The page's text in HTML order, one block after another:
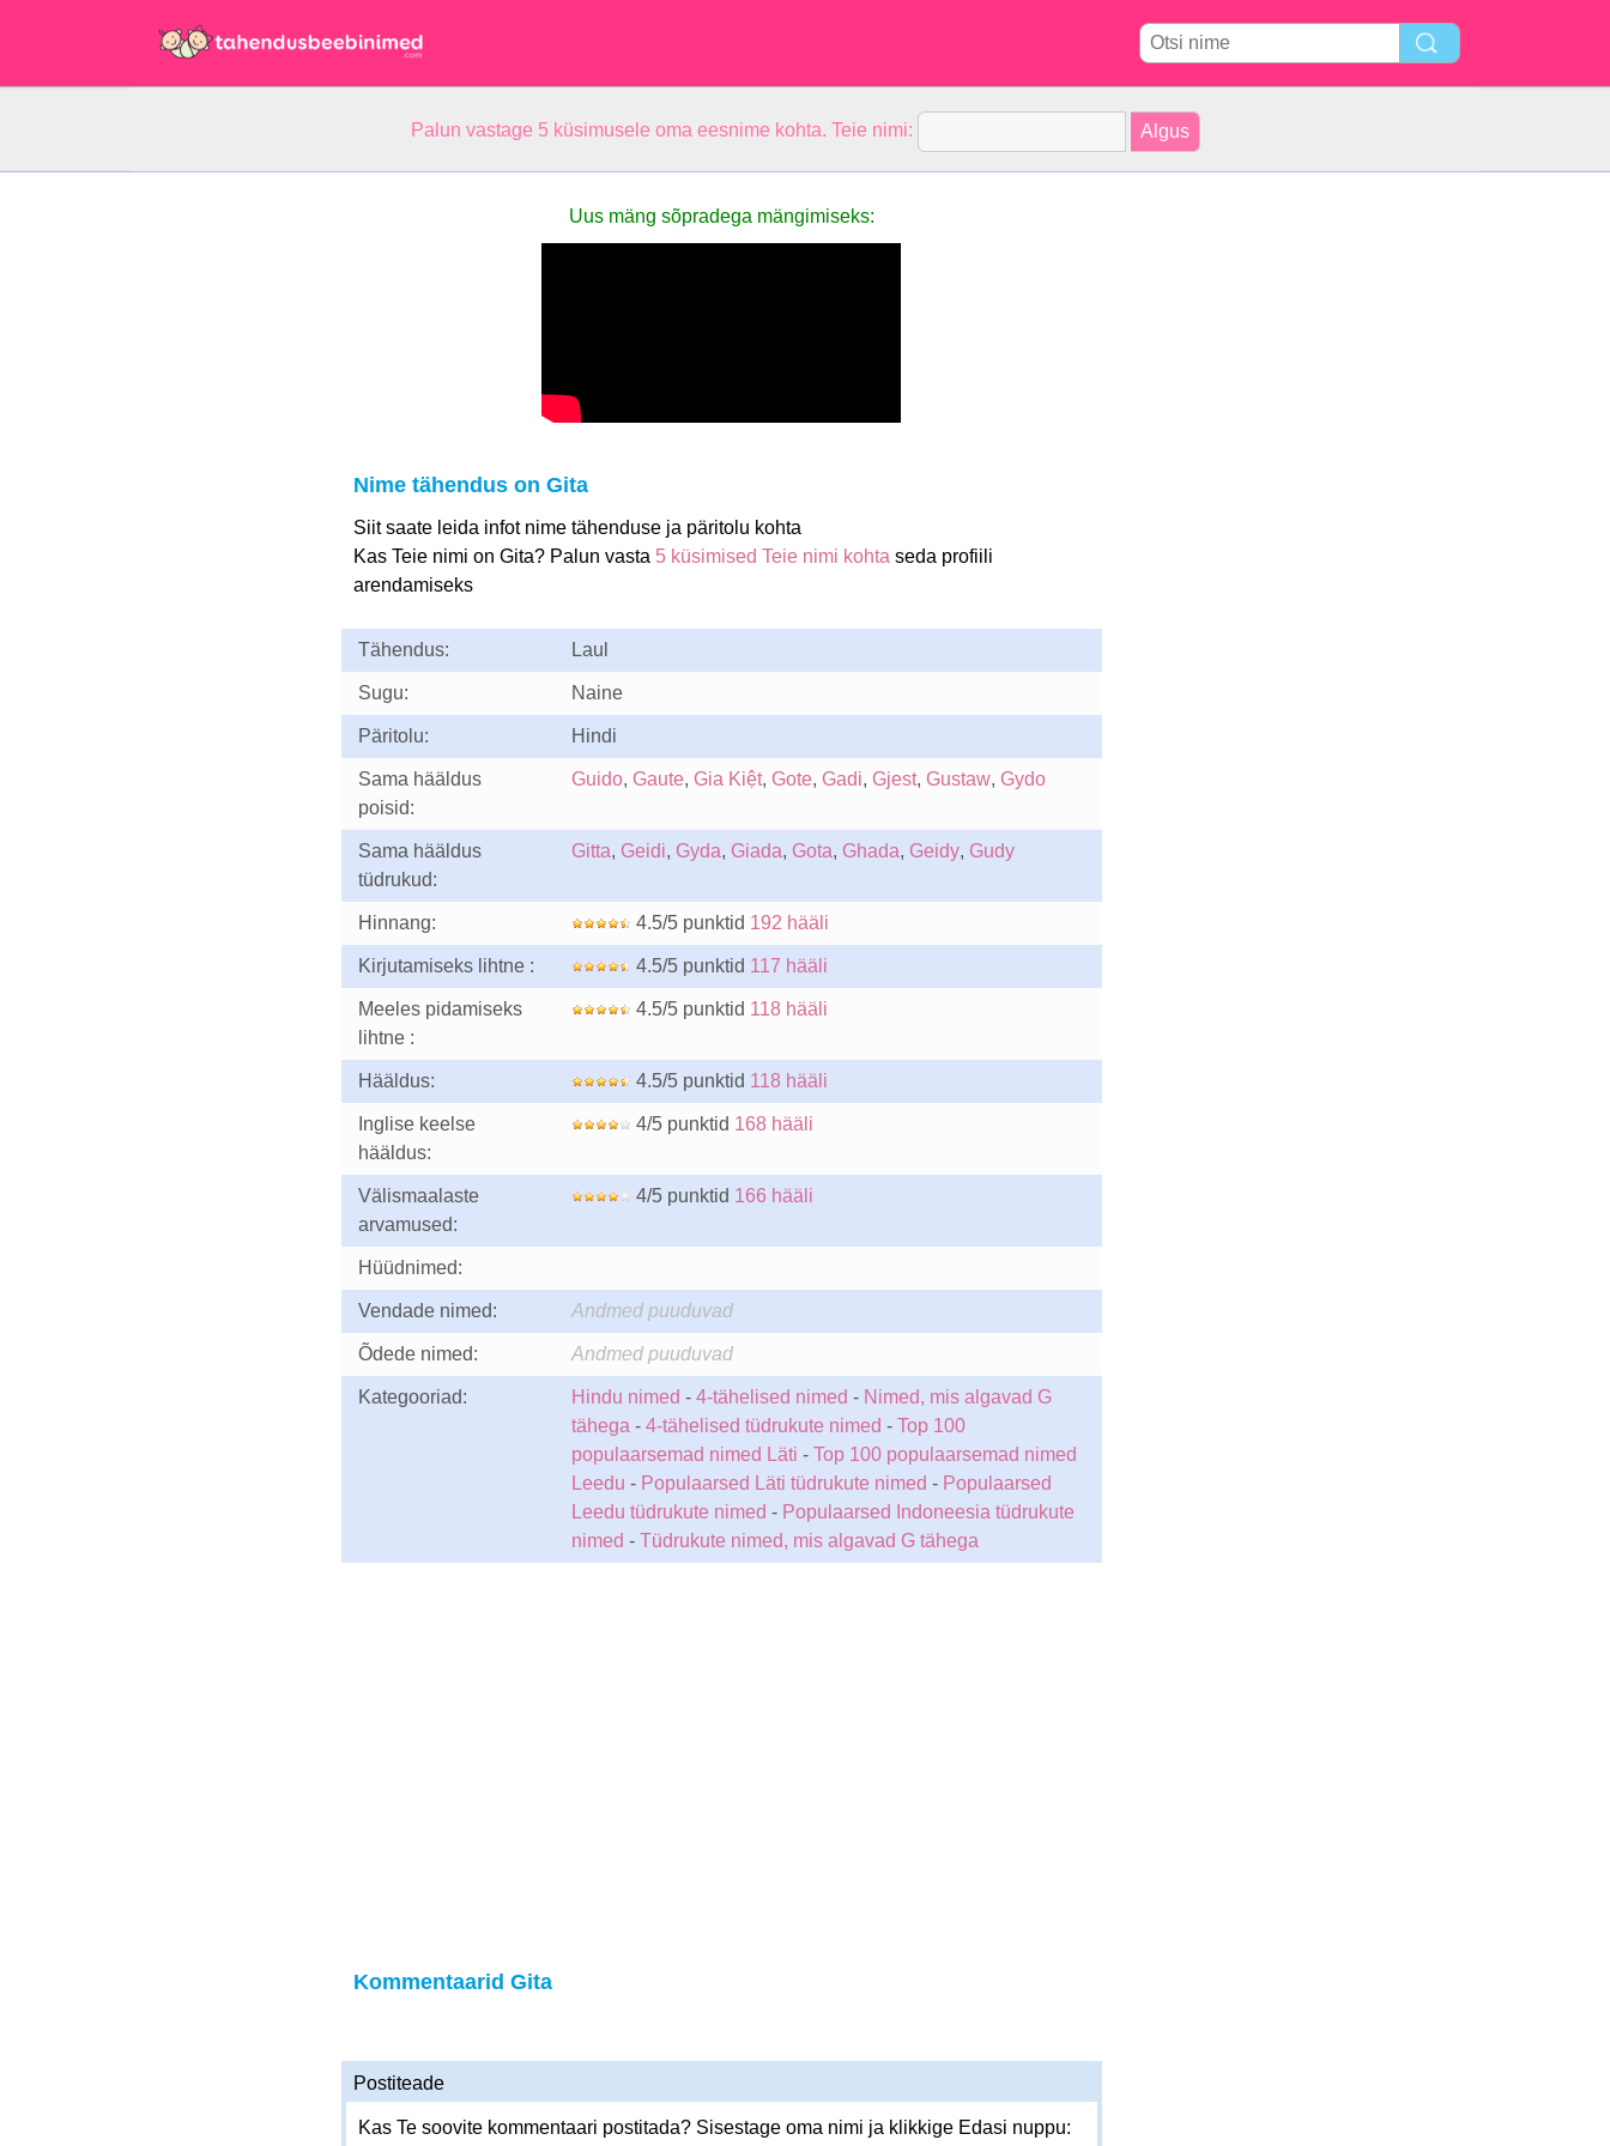
Palun vastage 5 küsimusele oma eesnime kohta. Teie nimi:
Uus mäng sõpradega mängimiseks:
Nime tähendus on Gita
Siit saate leida infot nime tähenduse ja päritolu kohta
Kas Teie nimi on Gita? Palun vasta 5 küsimised Teie nimi kohta seda profiili
arendamiseks
Tähendus: Laul
Sugu: Naine
Päritolu: Hindi
Sama hääldus
poisid:
Guido, Gaute, Gia Kiệt, Gote, Gadi, Gjest, Gustaw, Gydo
Sama hääldus
tüdrukud:
Gitta, Geidi, Gyda, Giada, Gota, Ghada, Geidy, Gudy
Hinnang: 4.5/5 punktid 192 hääli
Kirjutamiseks lihtne : 4.5/5 punktid 117 hääli
Meeles pidamiseks
lihtne :
4.5/5 punktid 118 hääli
Hääldus: 4.5/5 punktid 118 hääli
Inglise keelse
hääldus:
4/5 punktid 168 hääli
Välismaalaste
arvamused:
4/5 punktid 166 hääli
Hüüdnimed:
Vendade nimed: Andmed puuduvad
Õdede nimed: Andmed puuduvad
Kategooriad: Hindu nimed - 4-tähelised nimed - Nimed, mis algavad G
tähega - 4-tähelised tüdrukute nimed - Top 100
populaarsemad nimed Läti - Top 100 populaarsemad nimed
Leedu - Populaarsed Läti tüdrukute nimed - Populaarsed
Leedu tüdrukute nimed - Populaarsed Indoneesia tüdrukute
nimed - Tüdrukute nimed, mis algavad G tähega
Kommentaarid Gita
Postiteade
Kas Te soovite kommentaari postitada? Sisestage oma nimi ja klikkige Edasi nuppu: